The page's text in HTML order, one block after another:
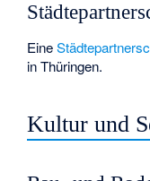
Eine
in Thüringen.
Kultur und